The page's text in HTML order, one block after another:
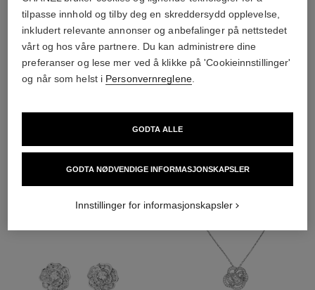
materiale
18K hvitt gull
OPPDAG OGSÅ
tilpasse innhold og tilby deg en skreddersydd opplevelse,
inkludert relevante annonser og anbefalinger på nettstedet
vårt og hos våre partnere. Du kan administrere dine
preferanser og lese mer ved å klikke på 'Cookieinnstillinger'
og når som helst i Personvernreglene.
GODTA NØDVENDIGE INFORMASJONSKAPSLER
GODTA ALLE
Innstillinger for informasjonskapsler